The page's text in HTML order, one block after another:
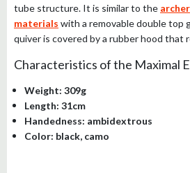
tube structure. It is similar to the
materials with a removable double top
quiver is covered by a rubber hood that
Characteristics of the Maximal
Weight: 309g
Length: 31cm
Handedness: ambidextrous
Color: black, camo